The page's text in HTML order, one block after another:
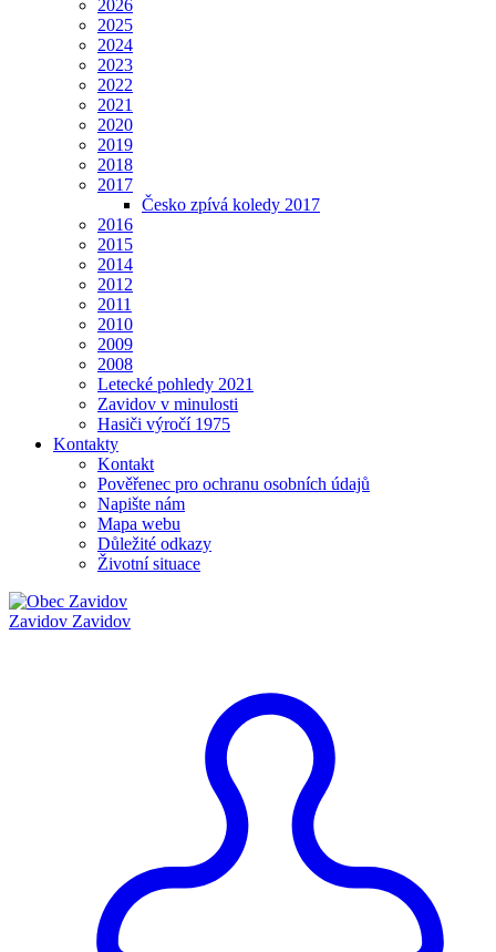
2026
2025
2024
2023
2022
2021
2020
2019
2018
2017
Česko zpívá koledy 2017
2016
2015
2014
2012
2011
2010
2009
2008
Letecké pohledy 2021
Zavidov v minulosti
Hasiči výročí 1975
Kontakty
Kontakt
Pověřenec pro ochranu osobních údajů
Napište nám
Mapa webu
Důležité odkazy
Životní situace
Zavidov Zavidov